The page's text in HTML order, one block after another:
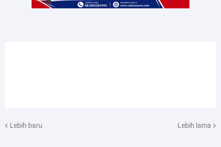
Lebih baru Lebih lama